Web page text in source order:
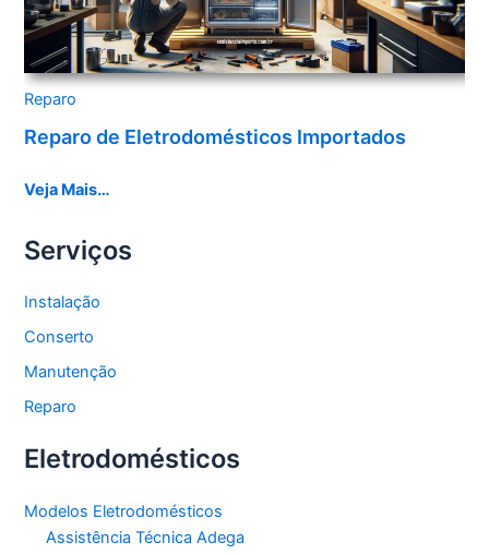
Reparo
Reparo de Eletrodomésticos Importados
Veja Mais…
Serviços
Instalação
Conserto
Manutenção
Reparo
Eletrodomésticos
Modelos Eletrodomésticos
Assistência Técnica Adega